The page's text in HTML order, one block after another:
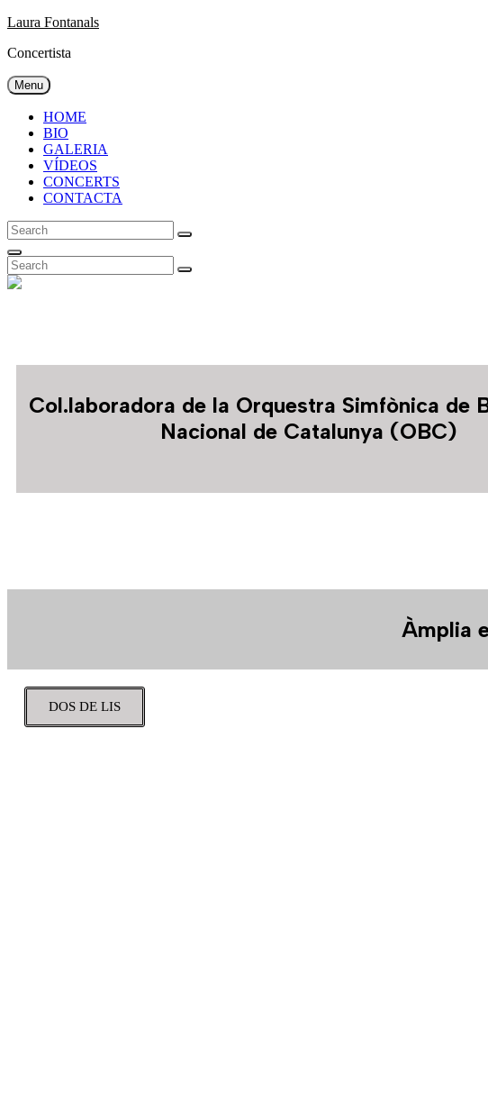
Laura Fontanals
Concertista
Menu
HOME
BIO
GALERIA
VÍDEOS
CONCERTS
CONTACTA
Col.laboradora de la Orquestra Simfònica de
Nacional de Catalunya (OBC)
Àmplia
DOS DE LIS